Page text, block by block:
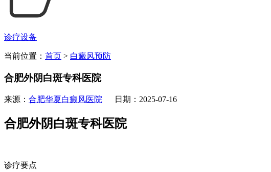
诊疗设备
当前位置： 首页 > 白癜风预防
合肥外阴白斑专科医院
来源： 合肥华夏白癜风医院 日期：2025-07-16
合肥外阴白斑专科医院
诊疗要点